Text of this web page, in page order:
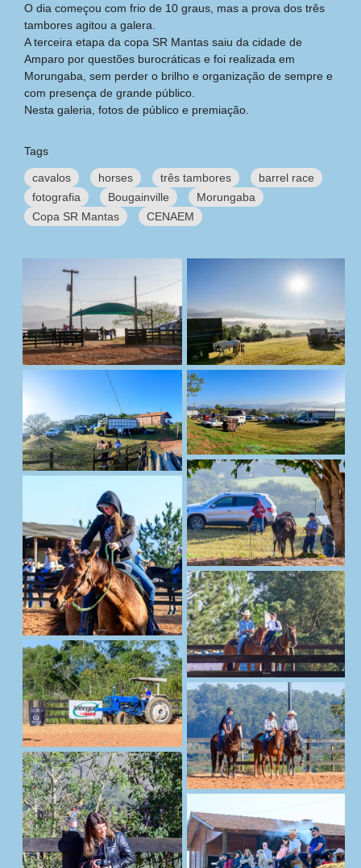
O dia começou com frio de 10 graus, mas a prova dos três
tambores agitou a galera.
A terceira etapa da copa SR Mantas saiu da cidade de
Amparo por questões burocráticas e foi realizada em
Morungaba, sem perder o brilho e organização de sempre e
com presença de grande público.
Nesta galeria, fotos de público e premiação.
Tags
cavalos horses três tambores
barrel race
fotografia
Bougainville
Morungaba
Copa SR Mantas
CENAEM